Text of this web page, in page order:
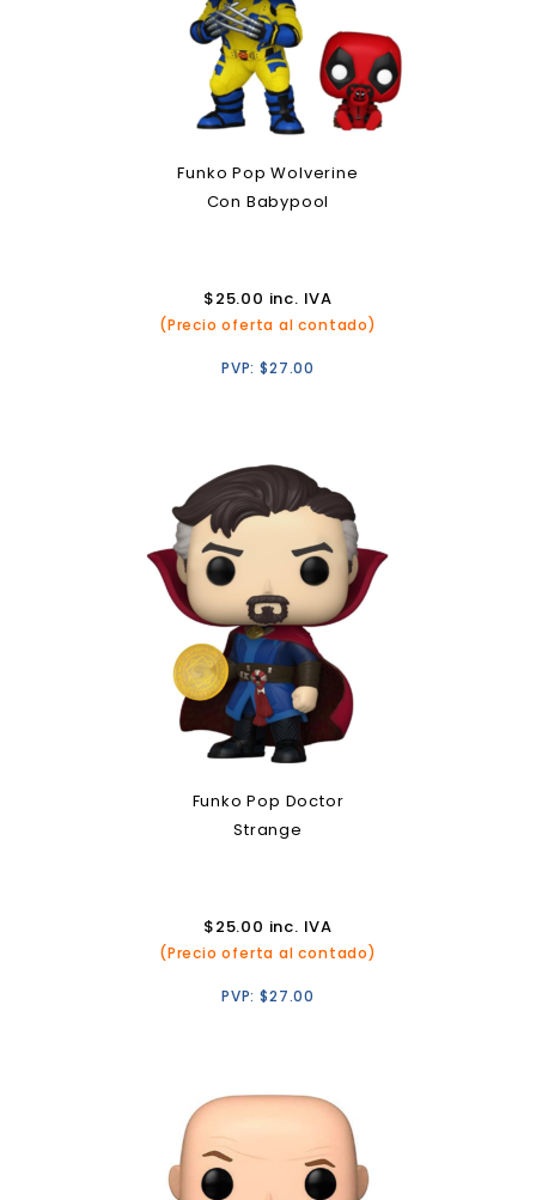
Funko Pop Wolverine
Con Babypool
$25.00 inc. IVA
(Precio oferta al contado)
PVP:$27.00
Funko Pop Doctor
Strange
$25.00 inc. IVA
(Precio oferta al contado)
PVP:$27.00